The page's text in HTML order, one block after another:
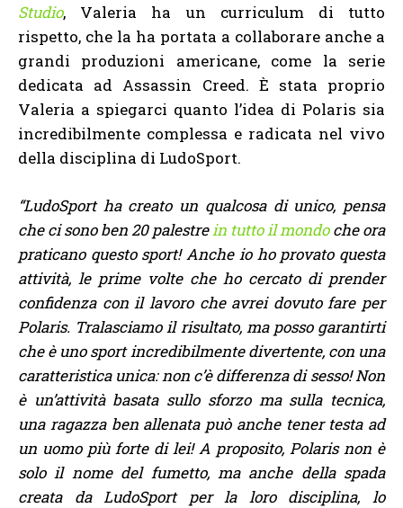
Studio, Valeria ha un curriculum di tutto
rispetto, che la ha portata a collaborare anche a
grandi produzioni americane, come la serie
dedicata ad Assassin Creed. È stata proprio
Valeria a spiegarci quanto l’idea di Polaris sia
incredibilmente complessa e radicata nel vivo
della disciplina di LudoSport.
“LudoSport ha creato un qualcosa di unico, pensa
che ci sono ben 20 palestrein tutto il mondoche ora
praticano questo sport! Anche io ho provato questa
attività, le prime volte che ho cercato di prender
confidenza con il lavoro che avrei dovuto fare per
Polaris. Tralasciamo il risultato, ma posso garantirti
che è uno sport incredibilmente divertente, con una
caratteristica unica: non c’è differenza di sesso! Non
è un’attività basata sullo sforzo ma sulla tecnica,
una ragazza ben allenata può anche tener testa ad
un uomo più forte di lei! A proposito, Polaris non è
solo il nome del fumetto, ma anche della spada
creata da LudoSport per la loro disciplina, lo